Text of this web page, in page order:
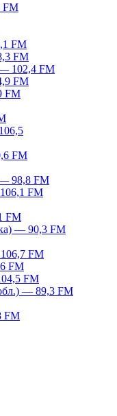
FM
FM
FM
102,4 FM
FM
FM
FM
98,8 FM
FM
FM
— 90,3 FM
FM
FM
FM
— 89,3 FM
FM